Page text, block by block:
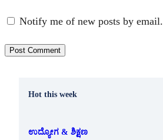
Notify me of new posts by email.
Hot this week
ಉದ್ಯೋಗ & ಶಿಕ್ಷಣ